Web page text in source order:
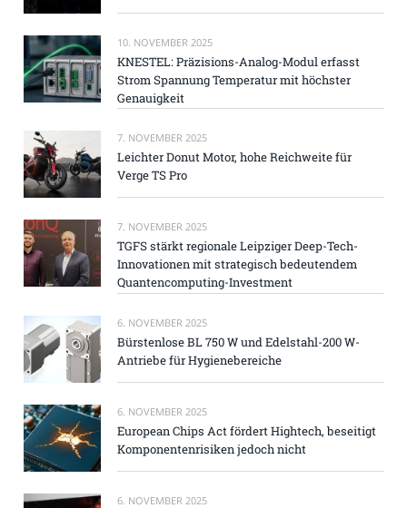
10. NOVEMBER 2025
KNESTEL: Präzisions-Analog-Modul erfasst
Strom Spannung Temperatur mit höchster
Genauigkeit
7. NOVEMBER 2025
Leichter Donut Motor, hohe Reichweite für
Verge TS Pro
7. NOVEMBER 2025
TGFS stärkt regionale Leipziger Deep-Tech-
Innovationen mit strategisch bedeutendem
Quantencomputing-Investment
6. NOVEMBER 2025
Bürstenlose BL 750 W und Edelstahl-200 W-
Antriebe für Hygienebereiche
6. NOVEMBER 2025
European Chips Act fördert Hightech, beseitigt
Komponentenrisiken jedoch nicht
6. NOVEMBER 2025